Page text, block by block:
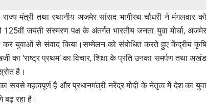
मंत्री तथा स्थानीय अजमेर सांसद भागीरथ चौधरी ने मंगलवार को
जयंती संस्मरण पक्ष के अंतर्गत भारतीय जनता युवा मोर्चा, अजमेर
कर युवाओं से संवाद किया।सम्मेलन को संबोधित करते हुए केंद्रीय कृषि
का ‘राष्ट्र प्रथम’ का विचार, शिक्षा के प्रति उनका समर्पण तथा अखंड
है।
सबसे महत्वपूर्ण है और प्रधानमंत्री नरेंद्र मोदी के नेतृत्व में देश का युवा
बढ़ रहा है।